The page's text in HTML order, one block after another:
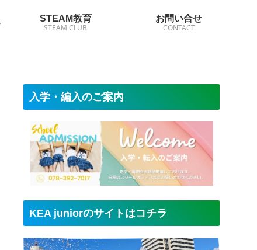
STEAM教育
STEAM CLUB
お問い合せ
CONTACT
入学・編入のご案内
KEA juniorのサイトはコチラ